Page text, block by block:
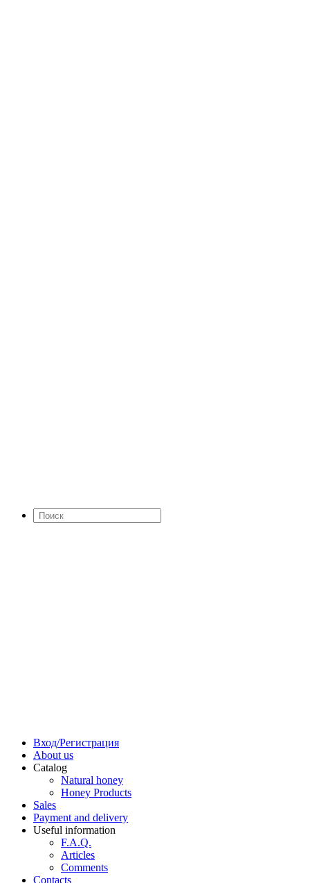
Вход/Регистрация
About us
Catalog
Natural honey
Honey Products
Sales
Payment and delivery
Useful information
F.A.Q.
Articles
Comments
Contacts